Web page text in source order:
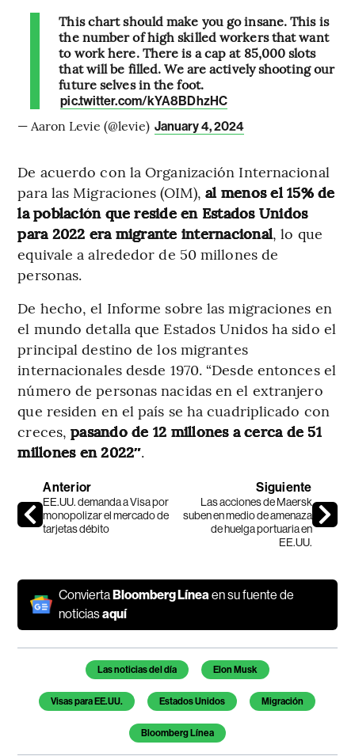
This chart should make you go insane. This is
the number of high skilled workers that want
to work here. There is a cap at 85,000 slots
that will be filled. We are actively shooting our
future selves in the foot.
pic.twitter.com/kYA8BDhzHC
— Aaron Levie (@levie) January 4, 2024
De acuerdo con la Organización Internacional
para las Migraciones (OIM),al menos el 15% de
la población que reside en Estados Unidos
para 2022 era migrante internacional, lo que
equivale a alrededor de 50 millones de
personas.
De hecho, el Informe sobre las migraciones en
el mundo detalla que Estados Unidos ha sido el
principal destino de los migrantes
internacionales desde 1970. “Desde entonces el
número de personas nacidas en el extranjero
que residen en el país se ha cuadriplicado con
creces,pasando de 12 millones a cerca de 51
millones en 2022″.
Anterior
EE.UU. demanda a Visa por
monopolizar el mercado de
tarjetas débito
Siguiente
Las acciones de Maersk
suben en medio de amenaza
de huelga portuaria en
EE.UU.
ConviertaBloomberg Línea en su fuente de
noticiasaquí
Temas de este artículo
Las noticias del día Elon Musk
Visas para EE.UU. Estados Unidos Migración
Bloomberg Línea